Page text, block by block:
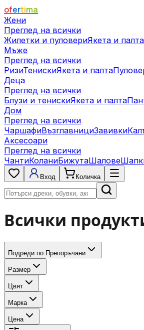
ofertima
Жени
Преглед на всички
Жилетки и пуловериЯкета и палта
Мъже
Преглед на всички
РизиТенискиЯкета и палта
Деца
Преглед на всички
Блузи и тенискиЯкета и палта
Дом
Преглед на всички
ЧаршафиВъзглавнициЗавивки
Аксесоари
Преглед на всички
ЧантиКоланиБижутаШалове
Вход Количка
Всички
Подреди по: Препоръчани
Размер
Цвят
Марка
Цена